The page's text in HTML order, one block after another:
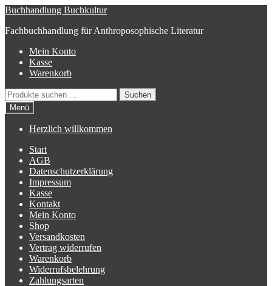
Zur
springen
Zum
springen
Buchhandlung Buchkultur
Fachbuchhandlung für Anthroposophische Literatur
Mein Konto
Kasse
Warenkorb
Suchen
nach:
Suchen
Menü
Herzlich willkommen
Start
AGB
Datenschutzerklärung
Impressum
Kasse
Kontakt
Mein Konto
Shop
Versandkosten
Vertrag widerrufen
Warenkorb
Widerrufsbelehrung
Zahlungsarten